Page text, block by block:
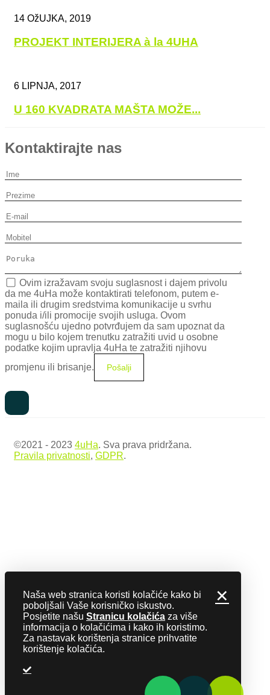
14 OžUJKA, 2019
PROJEKT INTERIJERA à la 4UHA
6 LIPNJA, 2017
U 160 KVADRATA MAŠTA MOŽE...
Kontaktirajte nas
Ovim izražavam svoju suglasnost i dajem privolu
da me 4uHa može kontaktirati telefonom, putem e-
maila ili drugim sredstvima komunikacije u svrhu
ponuda i/ili promocije svojih usluga. Ovom
suglasnošću ujedno potvrđujem da sam upoznat da
mogu u bilo kojem trenutku zatražiti uvid u osobne
podatke kojim upravlja 4uHa te zatražiti njihovu
promjenu ili brisanje.
©2021 - 2023 4uHa. Sva prava pridržana.
Pravila privatnosti, GDPR.
Naša web stranica koristi kolačiće kako bi
poboljšali Vaše korisničko iskustvo.
Posjetite našu Stranicu kolačića za više
informacija o kolačićima i kako ih koristimo.
Za nastavak korištenja stranice prihvatite
korištenje kolačića.
✕